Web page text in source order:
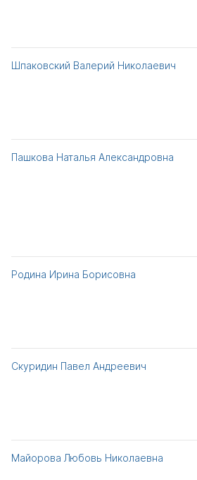
Шпаковский Валерий Николаевич
Пашкова Наталья Александровна
Родина Ирина Борисовна
Скуридин Павел Андреевич
Майорова Любовь Николаевна